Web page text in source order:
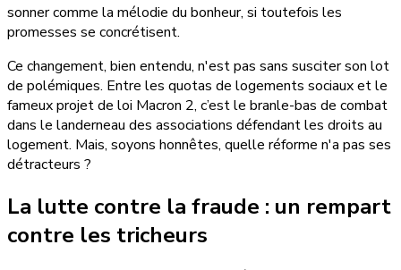
sonner comme la mélodie du bonheur, si toutefois les
promesses se concrétisent.
Ce changement, bien entendu, n'est pas sans susciter son lot
de polémiques. Entre les quotas de logements sociaux et le
fameux projet de loi Macron 2, c’est le branle-bas de combat
dans le landerneau des associations défendant les droits au
logement. Mais, soyons honnêtes, quelle réforme n'a pas ses
détracteurs ?
La lutte contre la fraude : un rempart
contre les tricheurs